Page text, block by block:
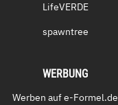
LifeVERDE
spawntree
WERBUNG
Werben auf e-Formel.de